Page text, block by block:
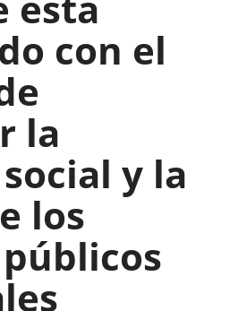
con el
la
y la
los